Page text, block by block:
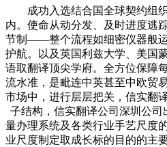
成功入选结合国全球契约组织
内。使命从动分发、及时进度逃
节制——整个流程如细密仪器般
护航。以及英国利兹大学、美国
语取翻译顶尖学府。全方位保障
流水准，是毗连中英甚至中欧贸
市场中，进行层层把关，信实翻
子结构，信实翻译公司深圳公司
量办理系统及各类行业手艺尺度
业尺度制定取成长标的目的的主